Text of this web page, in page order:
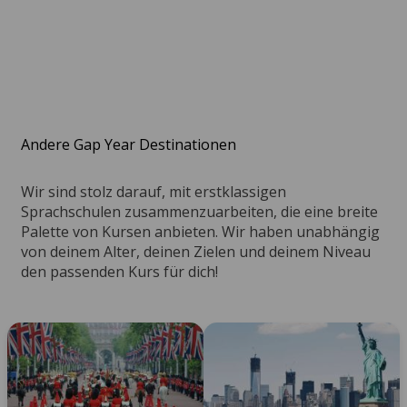
Andere Gap Year Destinationen
Wir sind stolz darauf, mit erstklassigen
Sprachschulen zusammenzuarbeiten, die eine breite
Palette von Kursen anbieten. Wir haben unabhängig
von deinem Alter, deinen Zielen und deinem Niveau
den passenden Kurs für dich!